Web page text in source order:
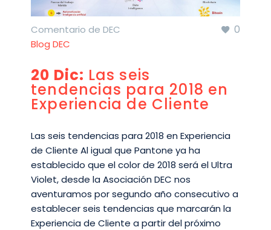
0
Comentario de DEC
Blog DEC
20 Dic: Las seis
tendencias para 2018 en
Experiencia de Cliente
Las seis tendencias para 2018 en Experiencia
de Cliente Al igual que Pantone ya ha
establecido que el color de 2018 será el Ultra
Violet, desde la Asociación DEC nos
aventuramos por segundo año consecutivo a
establecer seis tendencias que marcarán la
Experiencia de Cliente a partir del próximo